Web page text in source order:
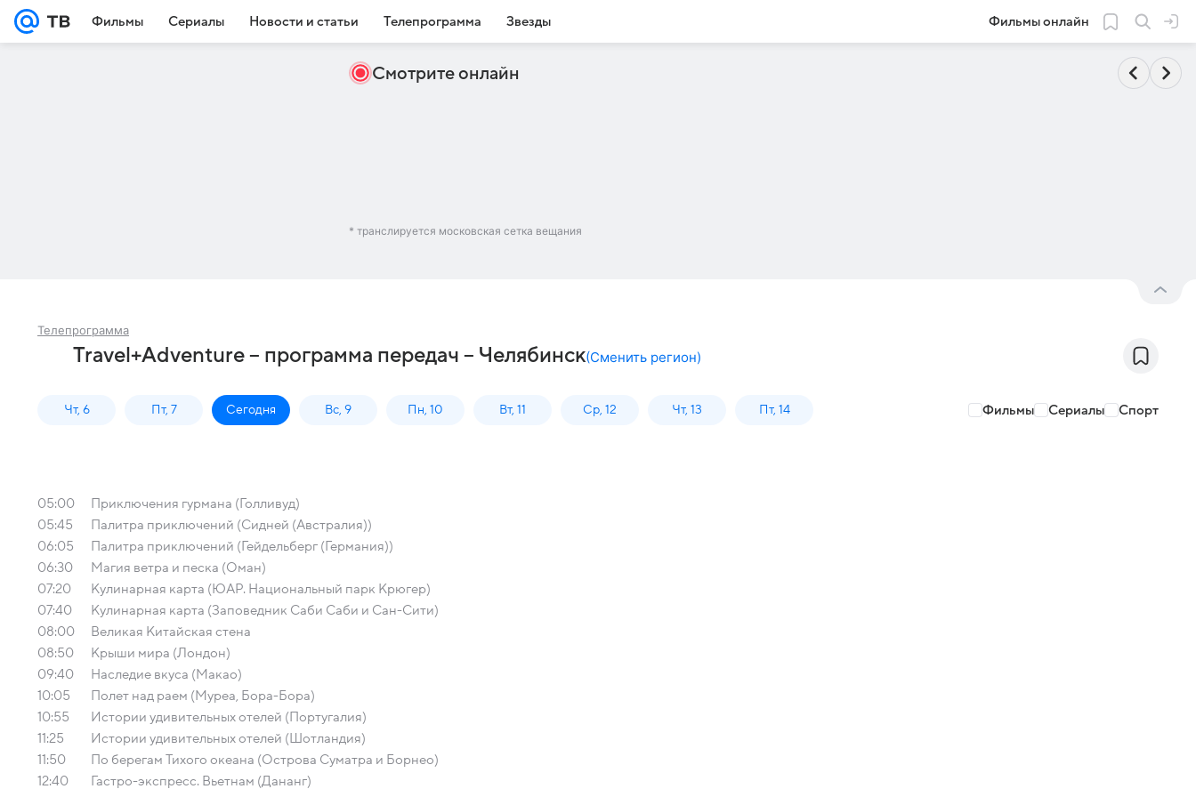
Фильмы Сериалы Новости и статьи Телепрограмма Звезды Фильмы онлайн
Смотрите онлайн
* транслируется московская сетка вещания
Телепрограмма
Travel+Adventure – программа передач – Челябинск(Сменить регион)
Чт, 6 Пт, 7 Сегодня Вс, 9 Пн, 10 Вт, 11 Ср, 12 Чт, 13 Пт, 14 Фильмы Сериалы Спорт
05:00
Приключения гурмана (Голливуд)
05:45
Палитра приключений (Сидней (Австралия))
06:05
Палитра приключений (Гейдельберг (Германия))
06:30
Магия ветра и песка (Оман)
07:20
Кулинарная карта (ЮАР. Национальный парк Крюгер)
07:40
Кулинарная карта (Заповедник Саби Саби и Сан-Сити)
08:00
Великая Китайская стена
08:50
Крыши мира (Лондон)
09:40
Наследие вкуса (Макао)
10:05
Полет над раем (Муреа, Бора-Бора)
10:55
Истории удивительных отелей (Португалия)
11:25
Истории удивительных отелей (Шотландия)
11:50
По берегам Тихого океана (Острова Суматра и Борнео)
12:40
Гастро-экспресс. Вьетнам (Дананг)